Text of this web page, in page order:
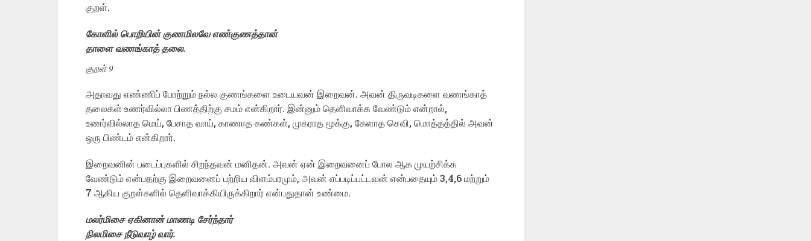
குறள்.
கோளில் பொறியின் குணமிலவே எண்குணத்தான்
தாளை வணங்காத் தலை.
குறள் 9
அதாவது எண்ணிப் போற்றும் நல்ல குணங்களை உடையவன் இறைவன். அவன் திருவடிகளை வணங்காத்
தலைகள் உணர்வில்லா பிணத்திற்கு சமம் என்கிறார். இன்னும் தெளிவாக்க வேண்டும் என்றால்,
உணர்வில்லாத மெய், பேசாத வாய், காணாத கண்கள், முகராத மூக்கு, கேளாத செவி, மொத்தத்தில் அவன்
ஒரு பிண்டம் என்கிறார்.
இறைவனின் படைப்புகளில் சிறந்தவன் மனிதன். அவன் ஏன் இறைவனைப் போல ஆக முயற்சிக்க
வேண்டும் என்பதற்கு இறைவனைப் பற்றிய விளம்பரமும், அவன் எப்படிப்பட்டவன் என்பதையும் 3,4,6 மற்றும்
7 ஆகிய குறள்களில் தெளிவாக்கியிருக்கிறார் என்பதுதான் உண்மை.
மலர்மிசை ஏகினான் மாணடி சேர்ந்தார்
நிலமிசை நீடுவாழ் வார்.